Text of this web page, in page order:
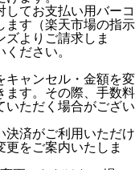
てお支払い用バーコ
ます（楽天市場の指示
よりご請求しま
ださい。
キャンセル・金額を変
ます。その際、手数料
いただく場合がござい
決済がご利用いただけ
をご案内いたしま